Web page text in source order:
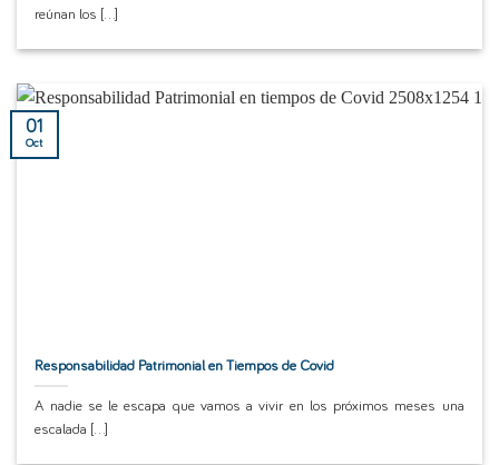
reúnan los [...]
Responsabilidad Patrimonial en Tiempos de Covid
A nadie se le escapa que vamos a vivir en los próximos meses una
escalada [...]
01
Oct